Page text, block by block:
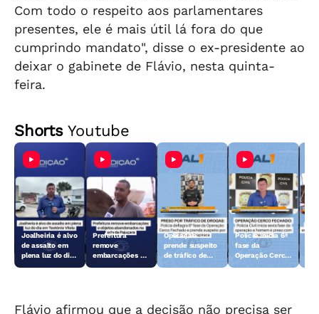
Com todo o respeito aos parlamentares
presentes, ele é mais útil lá fora do que
cumprindo mandato", disse o ex-presidente ao
deixar o gabinete de Flávio, nesta quinta-
feira.
ShortsYoutube
Joalheiria é alvo
de assalto em
plena luz do dia
Prefeitura
remove
embarcações e
Operação
prende suspeito
de tráfico de
Polícia inicia 6ª
fase da
Operação Cerco
Flávio afirmou que a decisão não precisa ser